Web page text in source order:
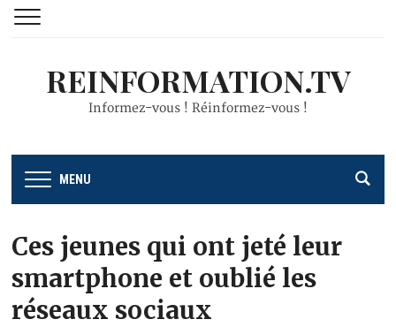
REINFORMATION.TV
Informez-vous ! Réinformez-vous !
MENU
Ces jeunes qui ont jeté leur
smartphone et oublié les
réseaux sociaux